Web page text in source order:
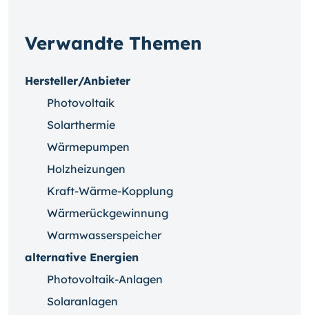
Verwandte Themen
Hersteller/Anbieter
Photovoltaik
Solarthermie
Wärmepumpen
Holzheizungen
Kraft-Wärme-Kopplung
Wärmerückgewinnung
Warmwasserspeicher
alternative Energien
Photovoltaik-Anlagen
Solaranlagen